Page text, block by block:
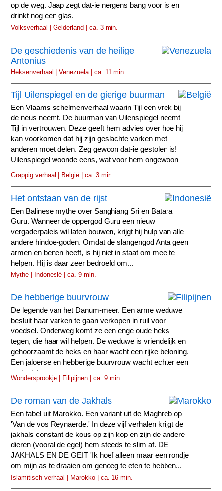
op de weg. Jaap zegt dat-ie nergens bang voor is en
drinkt nog een glas.
Volksverhaal | Gelderland | ca. 3 min.
De geschiedenis van de heilige
Antonius
Heksenverhaal | Venezuela | ca. 11 min.
Tijl Uilenspiegel en de gierige buurman
Een Vlaams schelmenverhaal waarin Tijl een vrek bij
de neus neemt. De buurman van Uilenspiegel neemt
Tijl in vertrouwen. Deze geeft hem advies over hoe hij
kan voorkomen dat hij zijn geslachte varken met
anderen moet delen. Zeg gewoon dat-ie gestolen is!
Uilenspiegel woonde eens, wat voor hem ongewoon
Grappig verhaal | België | ca. 3 min.
Het ontstaan van de rijst
Een Balinese mythe over Sanghiang Sri en Batara
Guru. Wanneer de oppergod Guru een nieuw
vergaderpaleis wil laten bouwen, krijgt hij hulp van alle
andere hindoe-goden. Omdat de slangengod Anta geen
armen en benen heeft, is hij niet in staat om mee te
helpen. Hij is daar zeer bedroefd om...
Mythe | Indonesië | ca. 9 min.
De hebberige buurvrouw
De legende van het Danum-meer. Een arme weduwe
besluit haar varken te gaan verkopen in ruil voor
voedsel. Onderweg komt ze een enge oude heks
tegen, die haar wil helpen. De weduwe is vriendelijk en
gehoorzaamt de heks en haar wacht een rijke beloning.
Een jaloerse en hebberige buurvrouw wacht echter een
ander lot.
Wondersprookje | Filipijnen | ca. 9 min.
De roman van de Jakhals
Een fabel uit Marokko. Een variant uit de Maghreb op
'Van de vos Reynaerde.' In deze vijf verhalen krijgt de
jakhals constant de kous op zijn kop en zijn de andere
dieren (vooral de egel) hem steeds te slim af. DE
JAKHALS EN DE GEIT 'Ik hoef alleen maar een rondje
om mijn as te draaien om genoeg te eten te hebben...
Islamitisch verhaal | Marokko | ca. 16 min.